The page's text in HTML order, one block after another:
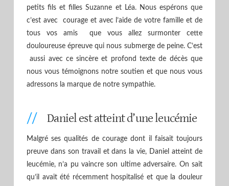
petits fils et filles Suzanne et Léa. Nous espérons que
c’est avec courage et avec l’aide de votre famille et de
tous vos amis que vous allez surmonter cette
douloureuse épreuve qui nous submerge de peine. C’est
aussi avec ce sincère et profond texte de décès que
nous vous témoignons notre soutien et que nous vous
adressons la marque de notre sympathie.
Daniel est atteint d’une leucémie
Malgré ses qualités de courage dont il faisait toujours
preuve dans son travail et dans la vie, Daniel atteint de
leucémie, n’a pu vaincre son ultime adversaire. On sait
qu’il avait été récemment hospitalisé et que la douleur